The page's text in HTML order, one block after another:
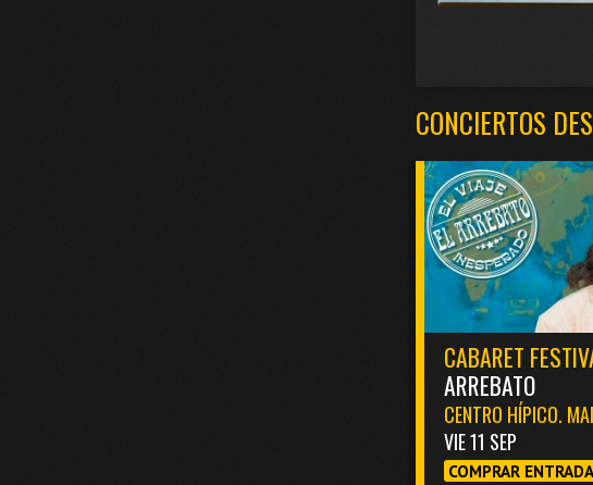
CONCIERTOS
CABARET
ARREBATO
CENTRO HÍPICO.
VIE 11 SEP
COMPRAR